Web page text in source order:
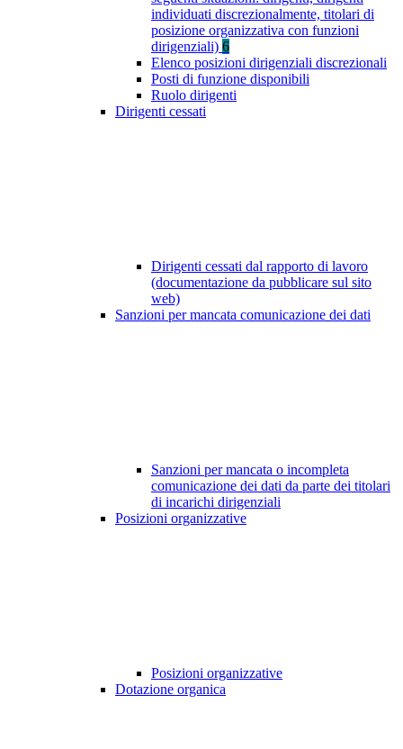
individuati discrezionalmente, titolari di
posizione organizzativa con funzioni
dirigenziali) 6
Elenco posizioni dirigenziali discrezionali
Posti di funzione disponibili
Ruolo dirigenti
Dirigenti cessati
Dirigenti cessati dal rapporto di lavoro
(documentazione da pubblicare sul sito
web)
Sanzioni per mancata comunicazione dei dati
Sanzioni per mancata o incompleta
comunicazione dei dati da parte dei titolari
di incarichi dirigenziali
Posizioni organizzative
Posizioni organizzative
Dotazione organica